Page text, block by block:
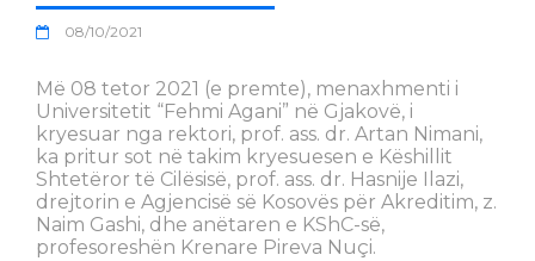
08/10/2021
Më 08 tetor 2021 (e premte), menaxhmenti i
Universitetit “Fehmi Agani” në Gjakovë, i
kryesuar nga rektori, prof. ass. dr. Artan Nimani,
ka pritur sot në takim kryesuesen e Këshillit
Shtetëror të Cilësisë, prof. ass. dr. Hasnije Ilazi,
drejtorin e Agjencisë së Kosovës për Akreditim, z.
Naim Gashi, dhe anëtaren e KShC-së,
profesoreshën Krenare Pireva Nuçi.